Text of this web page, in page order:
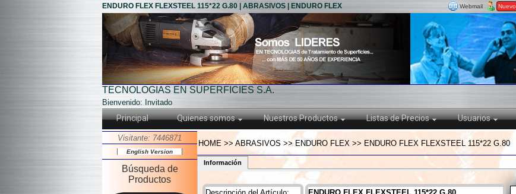
ENDURO FLEX FLEXSTEEL 115*22 G.80 | ABRASIVOS | ENDURO FLEX Nuevo
Webmail
TECNOLOGIAS EN SUPERFICIES S.A.
Bienvenido: Invitado
Principal Quienes somos Nuestros Productos Listas de Precios Usuarios
Visitante: 7446871
English Version
Búsqueda de
Productos
HOME >> ABRASIVOS >> ENDURO FLEX >> ENDURO FLEX FLEXSTEEL 115*22 G.80
Información